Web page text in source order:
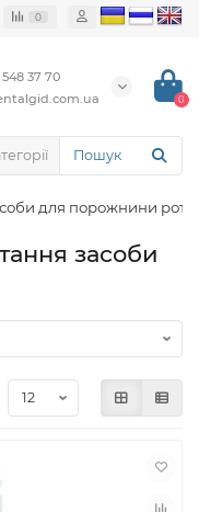
0
37 70
0
для порожнини рота
засоби